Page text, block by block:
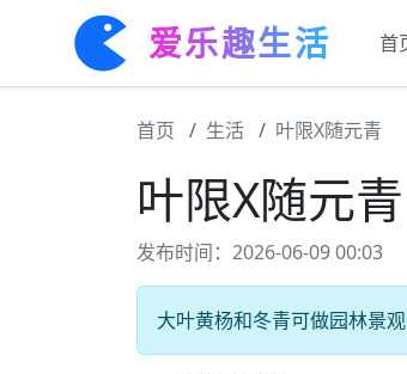
爱乐趣生活 首
首页 生活 叶限X随元青
叶限X随元青
发布时间：2026-06-09 00:03
大叶黄杨和冬青可做园林景